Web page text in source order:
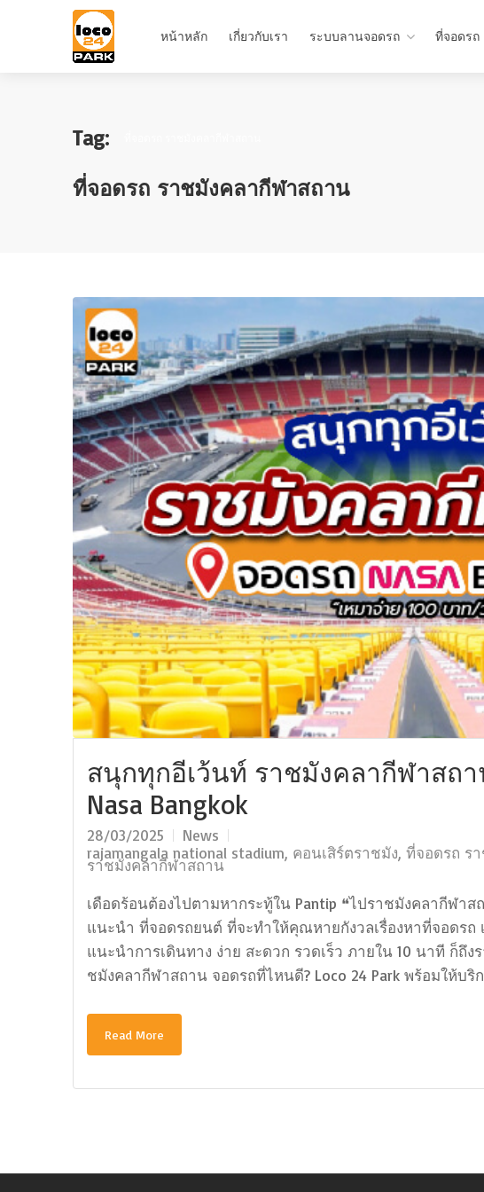
หน้าหลัก เกี่ยวกับเรา ระบบลานจอดรถ ที่จอดรถ
Tag:
ที่จอดรถ ราชมังคลากีฬาสถาน
สนุกทุกอีเว้นท์ ราชมังคลากีฬาสถ
Nasa Bangkok
28/03/2025
News
rajamangala national stadium, คอนเสิร์ตราชมัง, ที่จอดรถ ร
ราชมังคลากีฬาสถาน
เดือดร้อนต้องไปตามหากระทู้ใน Pantip ❝ไปราชมังคลากีฬาส
แนะนำ ที่จอดรถยนต์ ที่จะทำให้คุณหายกังวลเรื่องหาที่จอดรถ
แนะนำการเดินทาง ง่าย สะดวก รวดเร็ว ภายใน 10 นาที ก็ถึ
ชมังคลากีฬาสถาน จอดรถที่ไหนดี? Loco 24 Park พร้อมให้บริ
Read More